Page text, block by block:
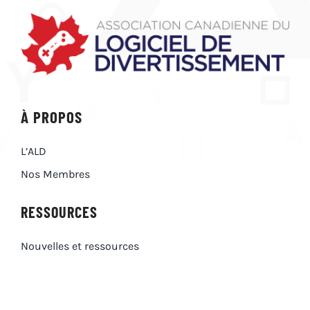
À PROPOS
L’ALD
Nos Membres
RESSOURCES
Nouvelles et ressources